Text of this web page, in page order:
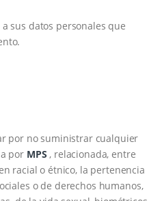
sus datos personales que
por no suministrar cualquier
por MPS , relacionada, entre
racial o étnico, la pertenencia
o de derechos humanos,